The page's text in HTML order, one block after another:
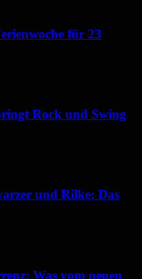
für 23
Rock und Swing
und Rilke: Das
Was vom neuen